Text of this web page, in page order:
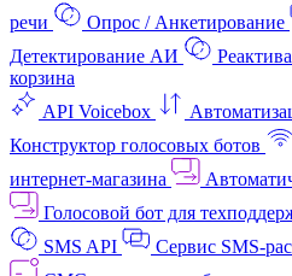
речи
Опрос / Анкетирование
Детектирование АИ
корзина
API Voicebox
Конструктор голосовых ботов
интернет‑магазина
Голосовой бот для
SMS API
Сервис SMS-